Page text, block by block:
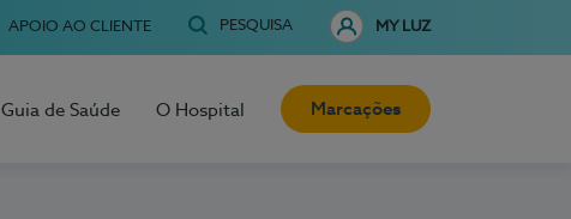
APOIO AO CLIENTE PESQUISA MY LUZ
Guia de Saúde O Hospital Marcações